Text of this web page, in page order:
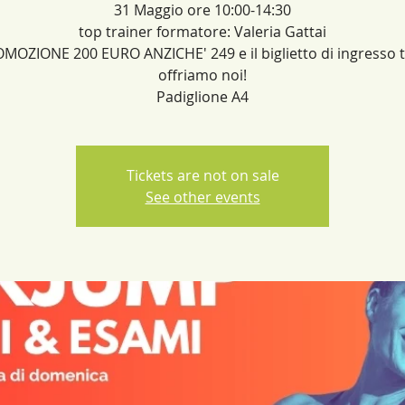
31 Maggio ore 10:00-14:30
top trainer formatore: Valeria Gattai
200 EURO ANZICHE' 249 e il biglietto di ingresso
offriamo noi!
Padiglione A4
Tickets are not on sale
See other events